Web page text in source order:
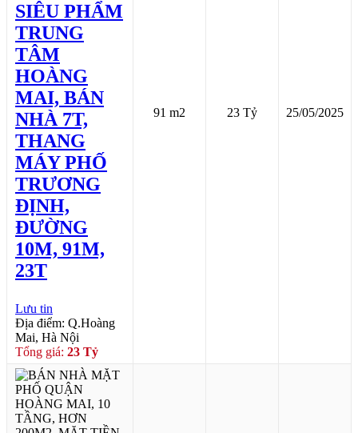
SIÊU PHẨM
TRUNG
TÂM
HOÀNG
MAI, BÁN
NHÀ 7T,
THANG
MÁY PHỐ
TRƯƠNG
ĐỊNH,
ĐƯỜNG
10M, 91M,
23T
Lưu tin
Địa điểm: Q.Hoàng
Mai, Hà Nội
Tổng giá: 23 Tỷ
91 m2 23 Tỷ 25/05/2025